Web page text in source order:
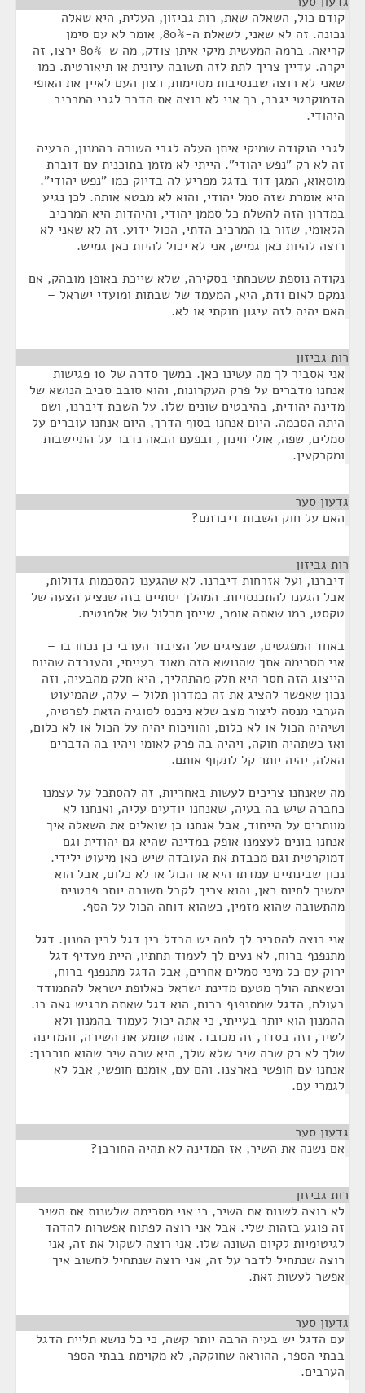
קודם כול, השאלה שאת, רות גביזון, העלית, היא שאלה
נכונה. זה לא שאני, לשאלת ה-80%, אומר לא עם סימן
קריאה. ברמה המעשית מיקי איתן צודק, מה ש-80% ירצו, זה
יקרה. עדיין צריך לתת לזה תשובה עיונית או תיאורטית. כמו
שאני לא רוצה שבנסיבות מסוימות, רצון העם לאיין את האופי
הדמוקרטי יגבר, כך אני לא רוצה את הדבר לגבי המרכיב
היהודי.
לגבי הנקודה שמיקי איתן העלה לגבי השורה בהמנון, הבעיה
זה לא רק "נפש יהודי". הייתי לא מזמן בתוכנית עם דוברת
מוסאוא, המגן דוד בדגל מפריע לה בדיוק כמו "נפש יהודי".
היא אומרת שזה סמל יהודי, והוא לא מבטא אותה. לכן נגיע
במדרון הזה להשלת כל סממן יהודי, והיהדות היא המרכיב
הלאומי, שזור בו המרכיב הדתי, הכול ידוע. זה לא שאני לא
רוצה להיות כאן גמיש, אני לא יכול להיות כאן גמיש.
נקודה נוספת ששכחתי בסקירה, שלא שייכת באופן מובהק, אם
נמקם לאום ודת, היא, המעמד של שבתות ומועדי ישראל –
האם יהיה לזה עיגון חוקתי או לא.
רות גביזון
אני אסביר לך מה עשינו כאן. במשך סדרה של 10 פגישות
אנחנו מדברים על פרק העקרונות, והוא סובב סביב הנושא של
מדינה יהודית, בהיבטים שונים שלו. על השבת דיברנו, ושם
היתה הסכמה. היום אנחנו בסוף הדרך, היום אנחנו עוברים על
סמלים, שפה, אולי חינוך, ובפעם הבאה נדבר על התיישבות
ומקרקעין.
גדעון סער
האם על חוק השבות דיברתם?
רות גביזון
דיברנו, ועל אזרחות דיברנו. לא שהגענו להסכמות גדולות,
אבל הגענו להתכנסויות. המהלך יסתיים בזה שנציע הצעה של
טקסט, כמו שאתה אומר, שייתן מכלול של אלמנטים.
באחד המפגשים, שנציגים של הציבור הערבי כן נכחו בו –
אני מסכימה אתך שהנושא הזה מאוד בעייתי, והעובדה שהיום
הייצוג הזה חסר היא חלק מהתהליך, היא חלק מהבעיה, וזה
נכון שאפשר להציג את זה כמדרון תלול – עלה, שהמיעוט
הערבי מנסה ליצור מצב שלא ניכנס לסוגיה הזאת לפרטיה,
ושיהיה הכול או לא כלום, והוויכוח יהיה על הכול או לא כלום,
ואז כשתהיה חוקה, ויהיה בה פרק לאומי ויהיו בה הדברים
האלה, יהיה יותר קל לתקוף אותם.
מה שאנחנו צריכים לעשות באחריות, זה להסתכל על עצמנו
כחברה שיש בה בעיה, שאנחנו יודעים עליה, ואנחנו לא
מוותרים על הייחוד, אבל אנחנו כן שואלים את השאלה איך
אנחנו בונים לעצמנו אופק במדינה שהיא גם יהודית וגם
דמוקרטית וגם מכבדת את העובדה שיש כאן מיעוט ילידי.
נכון שבינתיים עמדתו היא או הכול או לא כלום, אבל הוא
ימשיך לחיות כאן, והוא צריך לקבל תשובה יותר פרטנית
מהתשובה שהוא מזמין, כשהוא דוחה הכול על הסף.
אני רוצה להסביר לך למה יש הבדל בין דגל לבין המנון. דגל
מתנפנף ברוח, לא נעים לך לעמוד תחתיו, היית מעדיף דגל
ירוק עם כל מיני סמלים אחרים, אבל הדגל מתנפנף ברוח,
וכשאתה הולך מטעם מדינת ישראל כאלופת ישראל להתמודד
בעולם, הדגל שמתנפנף ברוח, הוא דגל שאתה מרגיש גאה בו.
ההמנון הוא יותר בעייתי, כי אתה יכול לעמוד בהמנון ולא
לשיר, וזה בסדר, זה מכובד. אתה שומע את השירה, והמדינה
שלך לא רק שרה שיר שלא שלך, היא שרה שיר שהוא חורבנך:
אנחנו עם חופשי בארצנו. והם עם, אומנם חופשי, אבל לא
לגמרי עם.
גדעון סער
אם נשנה את השיר, אז המדינה לא תהיה החורבן?
רות גביזון
לא רוצה לשנות את השיר, כי אני מסכימה שלשנות את השיר
זה פוגע בזהות שלי. אבל אני רוצה לפתוח אפשרות להדהד
לגיטימיות לקיום השונה שלו. אני רוצה לשקול את זה, אני
רוצה שנתחיל לדבר על זה, אני רוצה שנתחיל לחשוב איך
אפשר לעשות זאת.
גדעון סער
עם הדגל יש בעיה הרבה יותר קשה, כי כל נושא תליית הדגל
בבתי הספר, ההוראה שחוקקה, לא מקוימת בבתי הספר
הערבים.